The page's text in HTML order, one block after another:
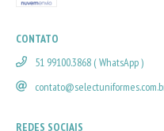
CONTATO
51 99100.3868 ( WhatsApp )
REDES SOCIAIS